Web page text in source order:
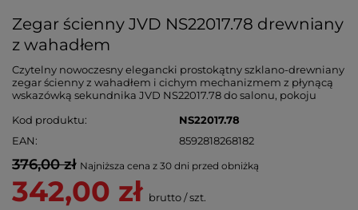
Zegar ścienny JVD NS22017.78 drewniany
z wahadłem
Czytelny nowoczesny elegancki prostokątny szklano-drewniany
zegar ścienny z wahadłem i cichym mechanizmem z płynącą
wskazówką sekundnika JVD NS22017.78 do salonu, pokoju
Kod produktu
NS22017.78
EAN
8592818268182
376,00 zł Najniższa cena z 30 dni przed obniżką
342,00 zł brutto/szt.